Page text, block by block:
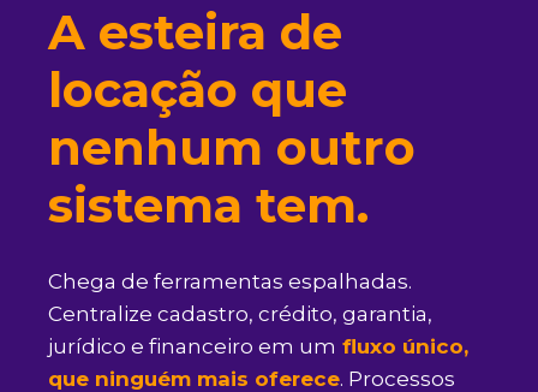
A esteira de
locação que
nenhum outro
sistema tem.
Chega de ferramentas espalhadas.
Centralize cadastro, crédito, garantia,
jurídico e financeiro em um fluxo único,
que ninguém mais oferece. Processos